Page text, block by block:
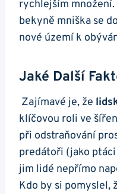
rychlejším
bekyně mniška se
nové území k‌
Jaké Další
‌ ⁢Zajímavé ​je, ​že
klíčovou ⁣roli ve
při ⁤odstraňování
predátoři (jako
jim lidé nepřímo⁤
Kdo by si ⁣pomyslel,